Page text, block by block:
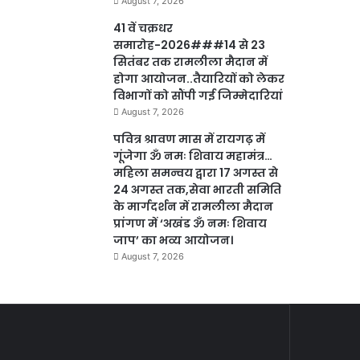
41 वें चक्रधर
समारोह-2026###14 से 23
सितंबर तक रामलीला मैदान में
होगा आयोजन..तैयारियों को लेकर
विभागों को सौंपी गई जिम्मेदारियां
August 7, 2026
पवित्र श्रावण मास में रायगढ़ में
गूंजेगा ॐ नमः शिवाय महामंत्र…
महिला समन्वय द्वारा 17 अगस्त से
24 अगस्त तक,सेवा भारती समिति
के मार्गदर्शन में रामलीला मैदान
प्रांगण में ‘अखंड ॐ नमः शिवाय
जाप’ का भव्य आयोजन।
August 7, 2026